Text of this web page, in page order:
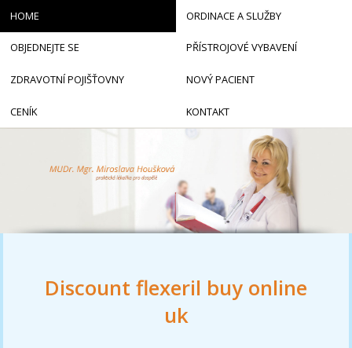
Discount flexeril buy online
uk
HOME ORDINACE A SLUŽBY
OBJEDNEJTE SE PŘÍSTROJOVÉ VYBAVENÍ
ZDRAVOTNÍ POJIŠŤOVNY NOVÝ PACIENT
CENÍK KONTAKT